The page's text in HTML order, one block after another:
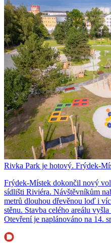
Rivka Park je hotový. Frýdek-
Frýdek-Místek dokončil nový
sídlišti Riviéra. Návštěvníkům
metrů dlouhou dřevěnou loď i
stěnu. Stavba celého areálu
Otevření je naplánováno na 14.